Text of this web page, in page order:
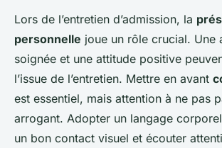
Lors de l’entretien d’admission, la
personnelle joue un rôle crucial. Une
soignée et une attitude positive
l’issue de l’entretien. Mettre en avant
est essentiel, mais attention à ne pas
arrogant. Adopter un langage
un bon contact visuel et écouter